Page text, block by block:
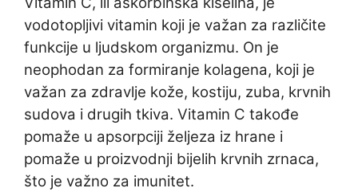
vodotopljivi vitamin koji je važan za različite
funkcije u ljudskom organizmu. On je
neophodan za formiranje kolagena, koji je
važan za zdravlje kože, kostiju, zuba, krvnih
sudova i drugih tkiva. Vitamin C takođe
pomaže u apsorpciji željeza iz hrane i
pomaže u proizvodnji bijelih krvnih zrnaca,
što je važno za imunitet.